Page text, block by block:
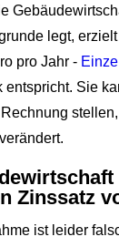
legt,
pro Jahr -
entspricht. Sie
Zinssatz
ist leider